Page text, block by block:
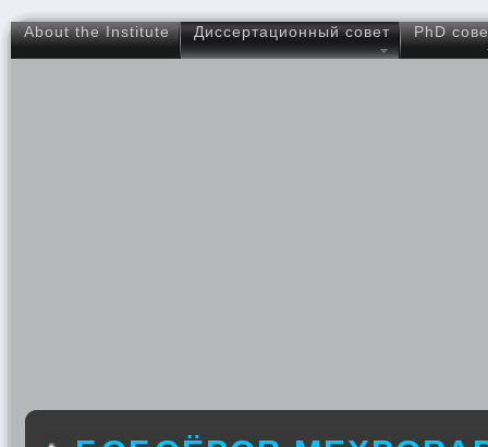
About the Institute Диссертационный совет PhD